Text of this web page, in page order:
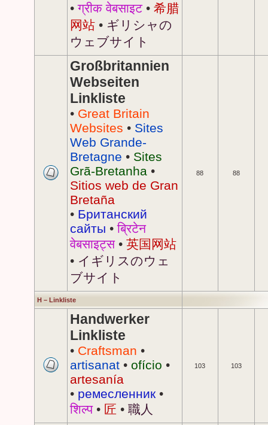
•ग्रीक वेबसाइट• 希腊
网站 • ギリシャの
ウェブサイト
Großbritannien
Webseiten
Linkliste
• Great Britain
Websites • Sites
Web Grande-
Bretagne • Sites
Grã-Bretanha •
Sitios web de Gran
Bretaña
• Британский
сайты •ब्रिटेन
वेबसाइट्स• 英国网站
• イギリスのウェ
ブサイト
88 88
H – Linkliste
Handwerker
Linkliste
• Craftsman •
artisanat • ofício •
artesanía
• ремесленник •
शिल्प• 匠 • 職人
103 103